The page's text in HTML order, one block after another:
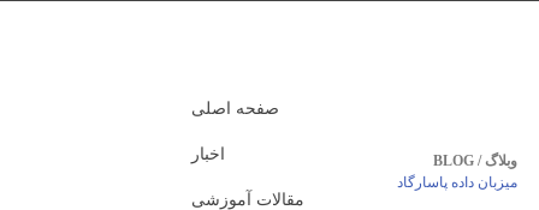
وبلاگ / BLOG
میزبان داده پاسارگاد
صفحه اصلی
اخبار
مقالات آموزشی